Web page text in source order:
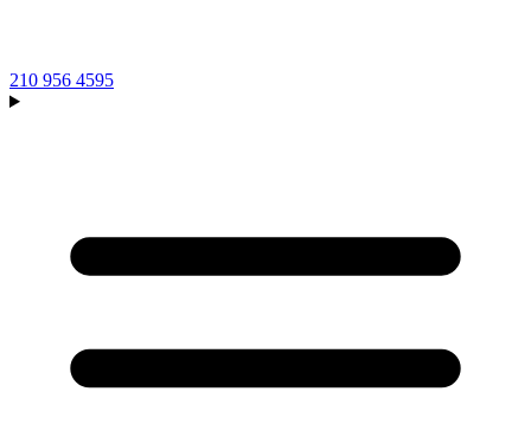
210 956 4595